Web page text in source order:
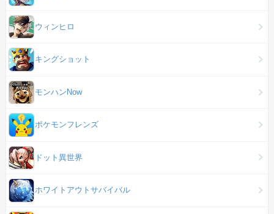
ウィンヒロ
キングショット
モンハンNow
ポケモンフレンズ
ドット異世界
ホワイトアウトサバイバル